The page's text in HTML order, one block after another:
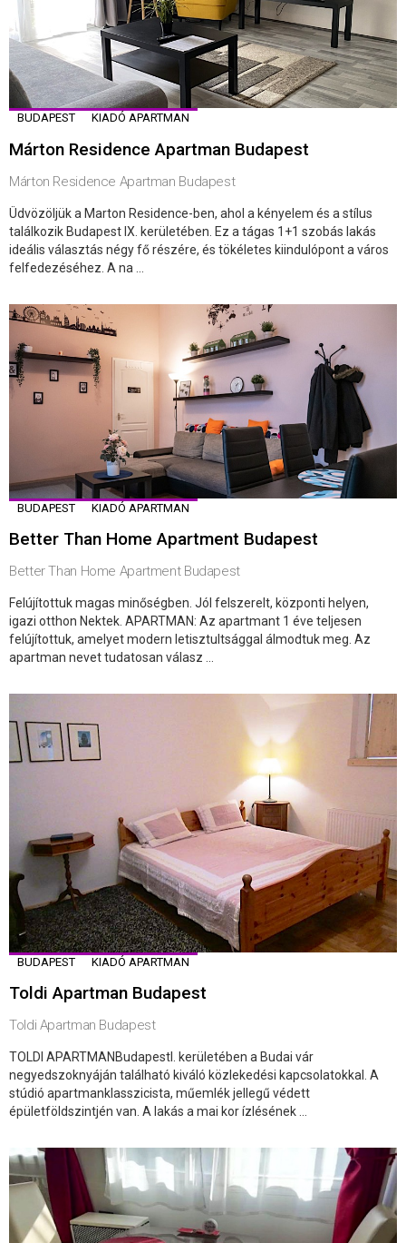
BUDAPEST KIADÓ APARTMAN
Márton Residence Apartman Budapest
Márton Residence Apartman Budapest
Üdvözöljük a Marton Residence-ben, ahol a kényelem és a stílus
találkozik Budapest IX. kerületében. Ez a tágas 1+1 szobás lakás
ideális választás négy fő részére, és tökéletes kiindulópont a város
felfedezéséhez. A na ...
BUDAPEST KIADÓ APARTMAN
Better Than Home Apartment Budapest
Better Than Home Apartment Budapest
Felújítottuk magas minőségben. Jól felszerelt, központi helyen,
igazi otthon Nektek. APARTMAN: Az apartmant 1 éve teljesen
felújítottuk, amelyet modern letisztultsággal álmodtuk meg. Az
apartman nevet tudatosan válasz ...
BUDAPEST KIADÓ APARTMAN
Toldi Apartman Budapest
Toldi Apartman Budapest
TOLDI APARTMANBudapestI. kerületében a Budai vár
negyedszoknyáján található kiváló közlekedési kapcsolatokkal. A
stúdió apartmanklasszicista, műemlék jellegű védett
épületföldszintjén van. A lakás a mai kor ízlésének ...